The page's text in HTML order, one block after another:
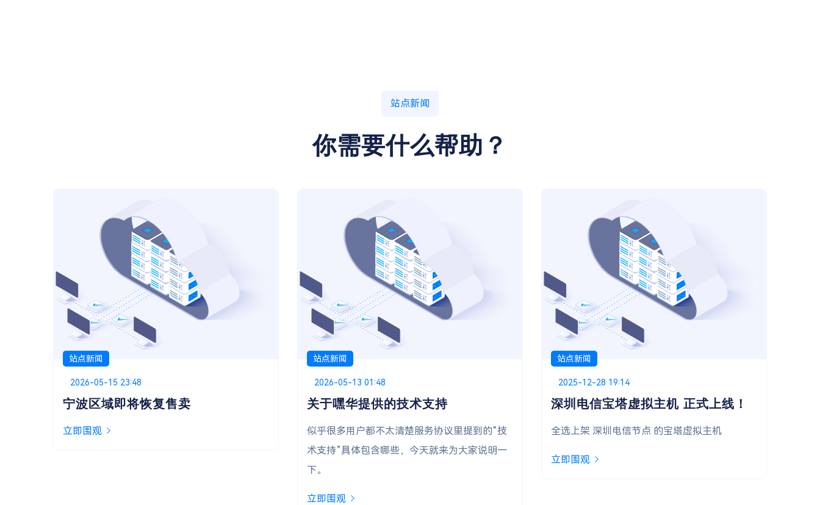
站点新闻
你需要什么帮助？
站点新闻
Posted on
2026-05-13 01:48
关于嘿华提供的技术支持
似乎很多用户都不太清楚服务协议里提到的“技
站点新闻
Posted on
2025-12-28 19:14
深圳电信宝塔虚拟主机 正式上线！
全选上架 深圳电信节点 的宝塔虚拟主机
站点新闻
Posted on
2025-11-09 00:00
双十一首波福利，抢先开启！
亲爱的用户，双十一惊喜第一弹已准备就绪，诚